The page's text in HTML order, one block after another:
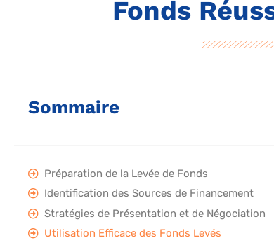
Fonds
Sommaire
Préparation de la Levée de Fonds
Identification des Sources de Financement
Stratégies de Présentation et de Négociation
Utilisation Efficace des Fonds Levés